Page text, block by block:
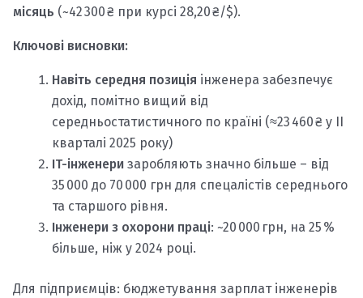
місяць (~42 300 ₴ при курсі 28,20 ₴/$).
Ключові висновки:
Навіть середня позиція інженера забезпечує
дохід, помітно вищий від
середньостатистичного по країні (≈23 460 ₴ у ІІ
кварталі 2025 року)
IT-інженери заробляють значно більше – від
35 000 до 70 000 грн для спецалістів середнього
та старшого рівня.
Інженери з охорони праці: ~20 000 грн, на 25 %
більше, ніж у 2024 році.
Для підприємців: бюджетування зарплат інженерів